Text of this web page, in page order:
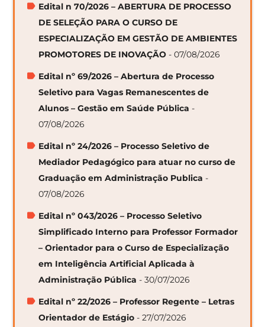
Edital n 70/2026 – ABERTURA DE PROCESSO
DE SELEÇÃO PARA O CURSO DE
ESPECIALIZAÇÃO EM GESTÃO DE AMBIENTES
PROMOTORES DE INOVAÇÃO - 07/08/2026
Edital nº 69/2026 – Abertura de Processo
Seletivo para Vagas Remanescentes de
Alunos – Gestão em Saúde Pública -
07/08/2026
Edital nº 24/2026 – Processo Seletivo de
Mediador Pedagógico para atuar no curso de
Graduação em Administração Publica -
07/08/2026
Edital nº 043/2026 – Processo Seletivo
Simplificado Interno para Professor Formador
– Orientador para o Curso de Especialização
em Inteligência Artificial Aplicada à
Administração Pública - 30/07/2026
Edital nº 22/2026 – Professor Regente – Letras
Orientador de Estágio - 27/07/2026